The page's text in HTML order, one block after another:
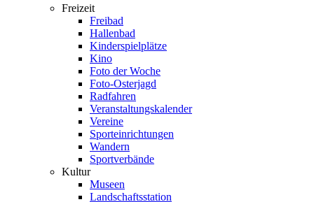
Freizeit
Freibad
Hallenbad
Kinderspielplätze
Kino
Foto der Woche
Foto-Osterjagd
Radfahren
Veranstaltungskalender
Vereine
Sporteinrichtungen
Wandern
Sportverbände
Kultur
Museen
Landschaftsstation